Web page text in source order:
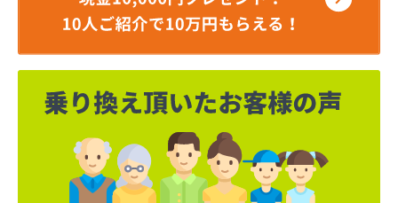
ニイミ産業株式会社 尾張旭営業所
ハタスビルダー株式会社 リボンガス
ひまわり農協 燃料課・プロパンガス
フジオートステーション
フジヨシ商店
フルタ鹿乗店
ます角商店
マルタケ株式会社
マルト尾関商店